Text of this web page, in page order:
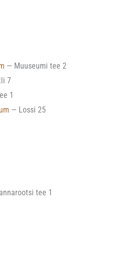
— Muuseumi tee 2
7
1
— Lossi 25
tee 1